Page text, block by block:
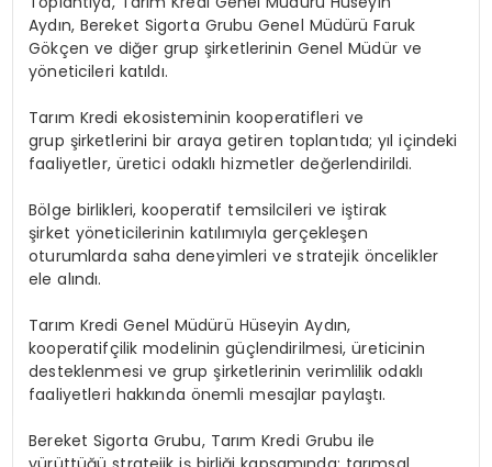
Aydın, Bereket Sigorta Grubu Genel Müdürü Faruk
Gökçen ve diğer grup şirketlerinin Genel Müdür ve
yöneticileri katıldı.
Tarım Kredi ekosisteminin kooperatifleri ve
grup şirketlerini bir araya getiren toplantıda; yıl içindeki
faaliyetler, üretici odaklı hizmetler değerlendirildi.
Bölge birlikleri, kooperatif temsilcileri ve iştirak
şirket yöneticilerinin katılımıyla gerçekleşen
oturumlarda saha deneyimleri ve stratejik öncelikler
ele alındı.
Tarım Kredi Genel Müdürü Hüseyin Aydın,
kooperatifçilik modelinin güçlendirilmesi, üreticinin
desteklenmesi ve grup şirketlerinin verimlilik odaklı
faaliyetleri hakkında önemli mesajlar paylaştı.
Bereket Sigorta Grubu, Tarım Kredi Grubu ile